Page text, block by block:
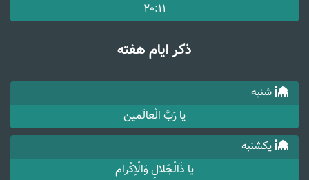
20:11
ذکر ایام هفته
شنبه
یا رَبَّ الْعالَمین
یکشنبه
یا ذَالْجَلالِ وَالْاِکْرام